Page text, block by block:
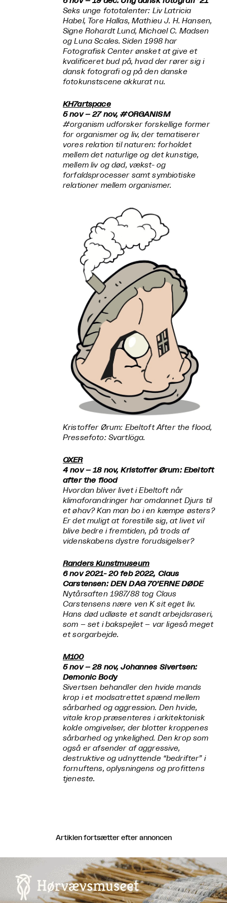
Seks unge fototalenter: Liv Latricia
Habel, Tore Hallas, Mathieu J. H. Hansen,
Signe Rohardt Lund, Michael C. Madsen
og Luna Scales. Siden 1998 har
Fotografisk Center ønsket at give et
kvalificeret bud på, hvad der rører sig i
dansk fotografi og på den danske
fotokunstscene akkurat nu.
KH7artspace
5 nov – 27 nov,#ORGANISM
#organism udforsker forskellige former
for organismer og liv, der tematiserer
vores relation til naturen: forholdet
mellem det naturlige og det kunstige,
mellem liv og død, vækst- og
forfaldsprocesser samt symbiotiske
relationer mellem organismer.
Kristoffer Ørum: Ebeltoft After the flood,
Pressefoto: Svartlöga.
OXER
4 nov – 18 nov, Kristoffer Ørum: Ebeltoft
after the flood
Hvordan bliver livet i Ebeltoft når
klimaforandringer har omdannet Djurs til
et øhav? Kan man bo i en kæmpe østers?
Er det muligt at forestille sig, at livet vil
blive bedre i fremtiden, på trods af
videnskabens dystre forudsigelser?
Randers Kunstmuseum
6 nov 2021- 20 feb 2022, Claus
Carstensen: DEN DAG 70’ERNE DØDE
Nytårsaften 1987/88 tog Claus
Carstensens nære ven K sit eget liv.
Hans død udløste et sandt arbejdsraseri,
som – set i bakspejlet – var ligeså meget
et sorgarbejde.
M100
5 nov – 28 nov, Johannes Sivertsen:
Demonic Body
Sivertsen behandler den hvide mands
krop i et modsatrettet spænd mellem
sårbarhed og aggression. Den hvide,
vitale krop præsenteres i arkitektonisk
kolde omgivelser, der blotter kroppenes
sårbarhed og ynkelighed. Den krop som
også er afsender af aggressive,
destruktive og udnyttende “bedrifter” i
fornuftens, oplysningens og profittens
tjeneste.
Artiklen fortsætter efter annoncen